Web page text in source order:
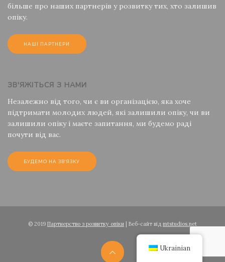
більше про наших партнерів у розвитку тих, хто залишив
опіку.
НАШІ ПАРТНЕРИ
ЗВ'ЯЖІТЬСЯ З НАМИ
Незалежно від того, чи є ви організацією, яка хоче
підтримати молодих людей, які залишили опіку, чи ви
залишили опіку і маєте запитання, ми будемо раді
почути від вас.
БУДЕМО НА ЗВ'ЯЗКУ
© 2019 Партнерство з розвитку опіки | Веб-сайт від mtstudios.net
Ukrainian